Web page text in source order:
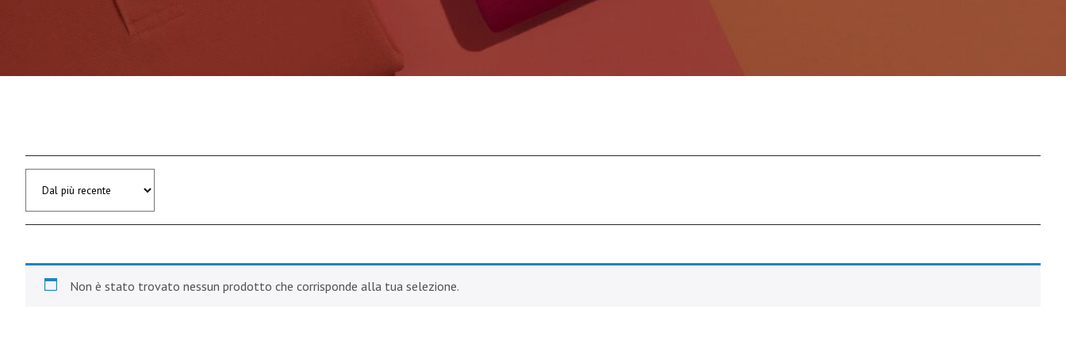
Non è stato trovato nessun prodotto che corrisponde alla tua selezione.